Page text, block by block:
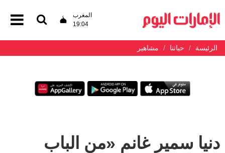
المغرب
19:04
الرئيسة حياتنا مشاهير
دنيا سمير غانم «من الباب